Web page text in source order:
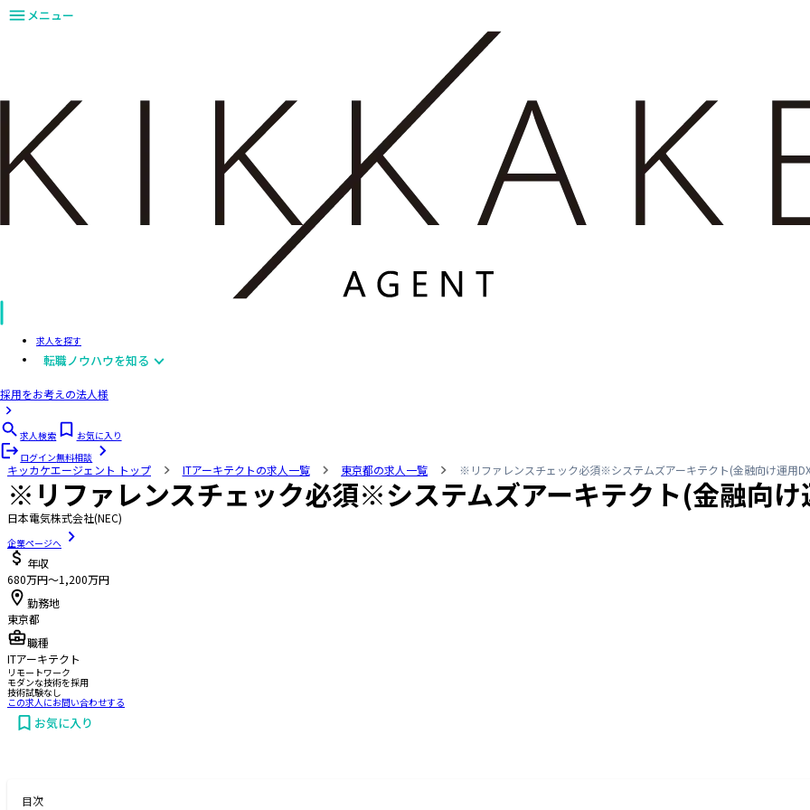
メニュー
求人を探す
転職ノウハウを知る
採用をお考えの法人様
求人検索
お気に入り
ログイン無料相談
キッカケエージェント トップ ITアーキテクトの求人一覧 東京都の求人一覧 ※リファレンスチェック必須※システムズアーキテクト(金融向け運用
※リファレンスチェック必須※システムズアーキテクト(金融向け
日本電気株式会社(NEC)
企業ページへ
年収
680万円〜1,200万円
勤務地
東京都
職種
ITアーキテクト
リモートワーク
モダンな技術を採用
技術試験なし
この求人にお問い合わせする
お気に入り
目次